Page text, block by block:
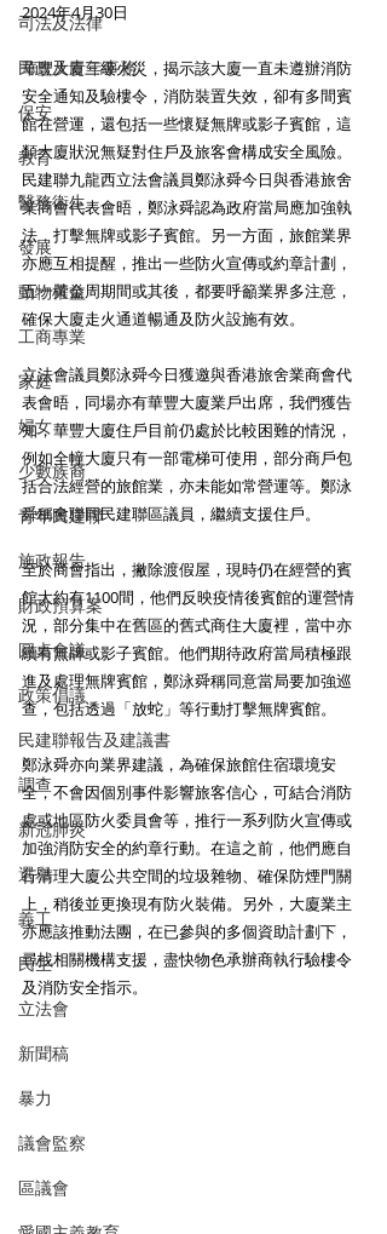
司法及法律
民政及青年事務
保安
教育
醫務衛生
發展
動物權益
工商專業
家庭
婦女
少數族裔
青年民建聯
施政報告
財政預算案
圓桌會議
政策倡議
民建聯報告及建議書
調查
新冠肺炎
選舉
義工
民生
立法會
新聞稿
暴力
議會監察
區議會
2024年4月30日
華豐大廈三級火災，揭示該大廈一直未遵辦消防
安全通知及驗樓令，消防裝置失效，卻有多間賓
館在營運，還包括一些懷疑無牌或影子賓館，這
類大廈狀況無疑對住戶及旅客會構成安全風險。
民建聯九龍西立法會議員鄭泳舜今日與香港旅舍
業商會代表會晤，鄭泳舜認為政府當局應加強執
法，打擊無牌或影子賓館。另一方面，旅館業界
亦應互相提醒，推出一些防火宣傳或約章計劃，
五一黃金周期間或其後，都要呼籲業界多注意，
確保大廈走火通道暢通及防火設施有效。
立法會議員鄭泳舜今日獲邀與香港旅舍業商會代
表會晤，同場亦有華豐大廈業戶出席，我們獲告
知，華豐大廈住戶目前仍處於比較困難的情況，
例如全幢大廈只有一部電梯可使用，部分商戶包
括合法經營的旅館業，亦未能如常營運等。鄭泳
舜稱會聯同民建聯區議員，繼續支援住戶。
至於商會指出，撇除渡假屋，現時仍在經營的賓
館大約有1100間，他們反映疫情後賓館的運營情
況，部分集中在舊區的舊式商住大廈裡，當中亦
續有無牌或影子賓館。他們期待政府當局積極跟
進及處理無牌賓館，鄭泳舜稱同意當局要加強巡
查，包括透過「放蛇」等行動打擊無牌賓館。
鄭泳舜亦向業界建議，為確保旅館住宿環境安
全，不會因個別事件影響旅客信心，可結合消防
處或地區防火委員會等，推行一系列防火宣傳或
加強消防安全的約章行動。在這之前，他們應自
行清理大廈公共空間的垃圾雜物、確保防煙門關
上，稍後並更換現有防火裝備。另外，大廈業主
亦應該推動法團，在已參與的多個資助計劃下，
尋找相關機構支援，盡快物色承辦商執行驗樓令
及消防安全指示。